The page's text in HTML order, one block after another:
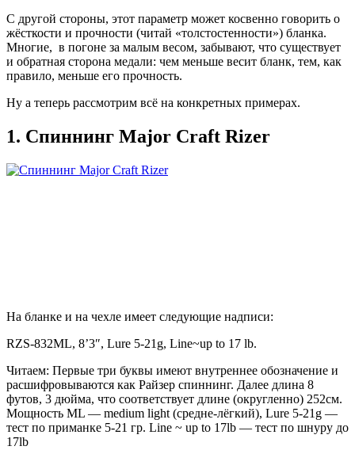
С другой стороны, этот параметр может косвенно говорить о
жёсткости и прочности (читай «толстостенности») бланка.
Многие, в погоне за малым весом, забывают, что существует
и обратная сторона медали: чем меньше весит бланк, тем, как
правило, меньше его прочность.
Ну а теперь рассмотрим всё на конкретных примерах.
1. Спиннинг Major Craft Rizer
На бланке и на чехле имеет следующие надписи:
RZS-832ML, 8’3″, Lure 5-21g, Line~up to 17 lb.
Читаем: Первые три буквы имеют внутреннее обозначение и
расшифровываются как Райзер спиннинг. Далее длина 8
футов, 3 дюйма, что соответствует длине (округленно) 252см.
Мощность ML — medium light (средне-лёгкий), Lure 5-21g —
тест по приманке 5-21 гр. Line ~ up to 17lb — тест по шнуру до
17lb